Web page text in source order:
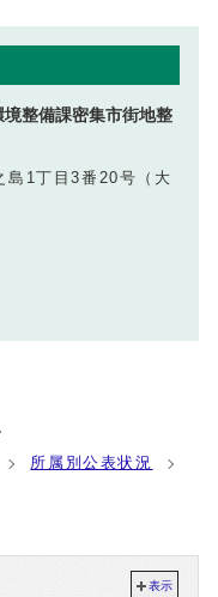
整備課密集市街地整
1丁目3番20号（大
所属別公表状況
表示